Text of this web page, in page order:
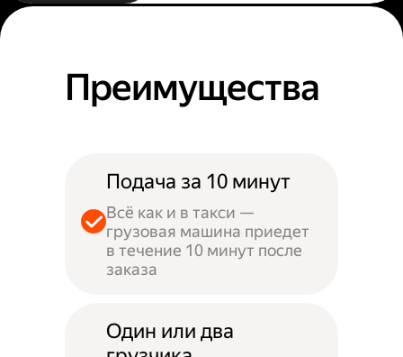
Преимущества
Подача за 10 минут
Всё как и в такси —
грузовая машина приедет
в течение 10 минут после
заказа
Один или два